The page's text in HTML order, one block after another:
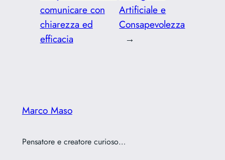
comunicare con
chiarezza ed
efficacia
Artificiale e
Consapevolezza
→
Marco Maso
Pensatore e creatore curioso…